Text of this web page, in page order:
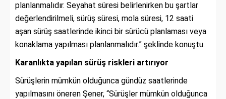
planlanmalıdır. Seyahat süresi belirlenirken bu şartlar
değerlendirilmeli, sürüş süresi, mola süresi, 12 saati
aşan sürüş saatlerinde ikinci bir sürücü planlaması veya
konaklama yapılması planlanmalıdır.” şeklinde konuştu.
Karanlıkta yapılan sürüş riskleri artırıyor
Sürüşlerin mümkün olduğunca gündüz saatlerinde
yapılmasını öneren Şener, “Sürüşler mümkün olduğunca